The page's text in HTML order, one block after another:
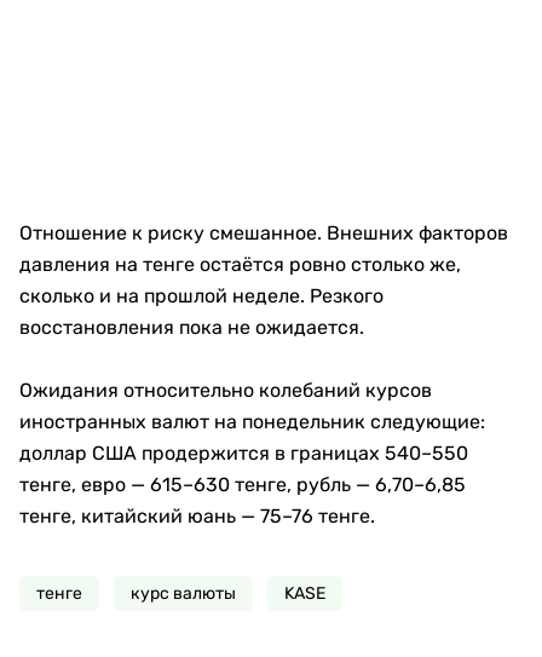
Отношение к риску смешанное. Внешних факторов
давления на тенге остаётся ровно столько же,
сколько и на прошлой неделе. Резкого
восстановления пока не ожидается.
Ожидания относительно колебаний курсов
иностранных валют на понедельник следующие:
доллар США продержится в границах 540–550
тенге, евро — 615–630 тенге, рубль — 6,70–6,85
тенге, китайский юань — 75–76 тенге.
тенге курс валюты KASE